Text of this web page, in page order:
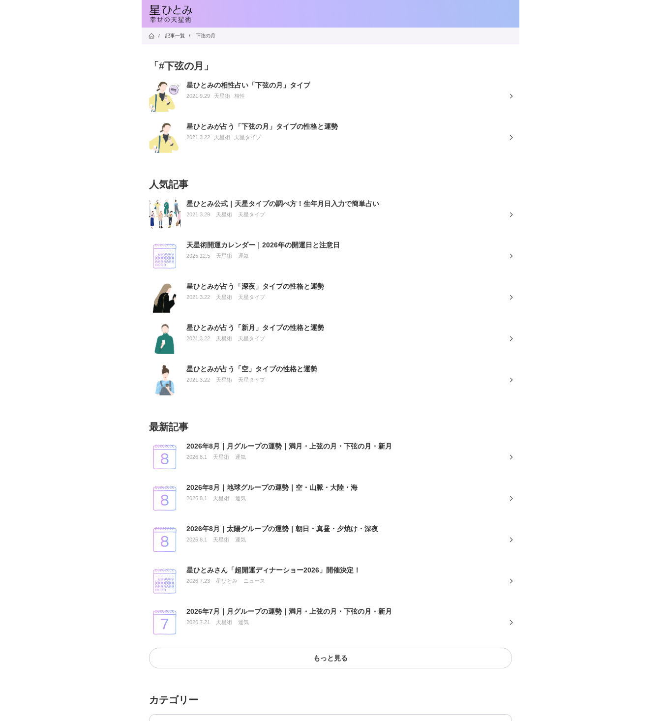
/ 記事一覧 / 下弦の月
「#下弦の月」
星ひとみの相性占い「下弦の月」タイプ
2021.9.29 天星術 相性
星ひとみが占う「下弦の月」タイプの性格と運勢
2021.3.22 天星術 天星タイプ
人気記事
星ひとみ公式｜天星タイプの調べ方！生年月日入力で簡単占い
2021.3.29 天星術 天星タイプ
天星術開運カレンダー｜2026年の開運日と注意日
2025.12.5 天星術 運気
星ひとみが占う「深夜」タイプの性格と運勢
2021.3.22 天星術 天星タイプ
星ひとみが占う「新月」タイプの性格と運勢
2021.3.22 天星術 天星タイプ
星ひとみが占う「空」タイプの性格と運勢
2021.3.22 天星術 天星タイプ
最新記事
2026年8月｜月グループの運勢｜満月・上弦の月・下弦の月・新月
2026.8.1 天星術 運気
2026年8月｜地球グループの運勢｜空・山脈・大陸・海
2026.8.1 天星術 運気
2026年8月｜太陽グループの運勢｜朝日・真昼・夕焼け・深夜
2026.8.1 天星術 運気
星ひとみさん「超開運ディナーショー2026」開催決定！
2026.7.23 星ひとみ ニュース
2026年7月｜月グループの運勢｜満月・上弦の月・下弦の月・新月
2026.7.21 天星術 運気
もっと見る
カテゴリー